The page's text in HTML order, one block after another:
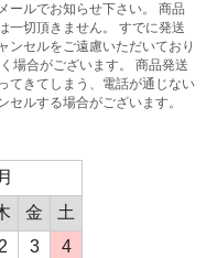
ールでお知らせ下さい。 商品
一切頂きません。 すでに発送
ンセルをご遠慮いただいており
場合がございます。 商品発送
てきてしまう、電話が通じない
ルする場合がございます。
金
土
2 3
4